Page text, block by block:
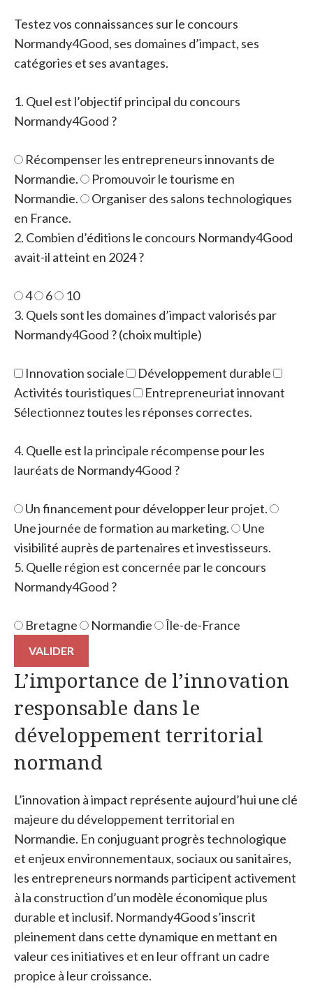
Testez vos connaissances sur le concours
Normandy4Good, ses domaines d’impact, ses
catégories et ses avantages.
1. Quel est l’objectif principal du concours
Normandy4Good ?
Récompenser les entrepreneurs innovants de
Normandie.
Promouvoir le tourisme en
Normandie.
Organiser des salons technologiques
en France.
2. Combien d’éditions le concours Normandy4Good
avait-il atteint en 2024 ?
4 6
10
3. Quels sont les domaines d’impact valorisés par
Normandy4Good ? (choix multiple)
Innovation sociale
Développement durable
Activités touristiques
Entrepreneuriat innovant
Sélectionnez toutes les réponses correctes.
4. Quelle est la principale récompense pour les
lauréats de Normandy4Good ?
Un financement pour développer leur projet.
Une journée de formation au marketing.
Une
visibilité auprès de partenaires et investisseurs.
5. Quelle région est concernée par le concours
Normandy4Good ?
Bretagne Normandie Île-de-France
VALIDER
L’importance de l’innovation
responsable dans le
développement territorial
normand
L’innovation à impact représente aujourd’hui une clé
majeure du développement territorial en
Normandie. En conjuguant progrès technologique
et enjeux environnementaux, sociaux ou sanitaires,
les entrepreneurs normands participent activement
à la construction d’un modèle économique plus
durable et inclusif. Normandy4Good s’inscrit
pleinement dans cette dynamique en mettant en
valeur ces initiatives et en leur offrant un cadre
propice à leur croissance.